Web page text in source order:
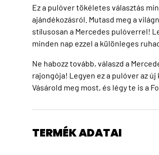
Ez a pulóver tökéletes választás
ajándékozásról. Mutasd meg a
stílusosan a Mercedes pulóverrel!
minden nap ezzel a különleges
Ne habozz tovább, válaszd a
rajongója! Legyen ez a pulóver az
Vásárold meg most, és légy te is a
TERMÉK ADATAI